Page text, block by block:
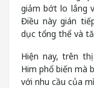
giảm bớt lo lắng
Điều này gián
dục tổng thể và
Hiện nay, trên
Him phổ biến mà
với nhu cầu của